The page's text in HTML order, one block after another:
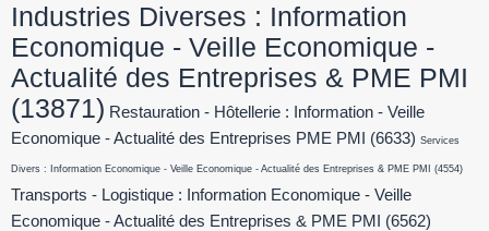
Industries Diverses : Information
Economique - Veille Economique -
Actualité des Entreprises & PME PMI
(13871) Restauration - Hôtellerie : Information - Veille
Economique - Actualité des Entreprises PME PMI
(6633) Services
Divers : Information Economique - Veille Economique - Actualité des Entreprises & PME PMI (4554)
Transports - Logistique : Information Economique - Veille
Economique - Actualité des Entreprises & PME PMI
(6562)